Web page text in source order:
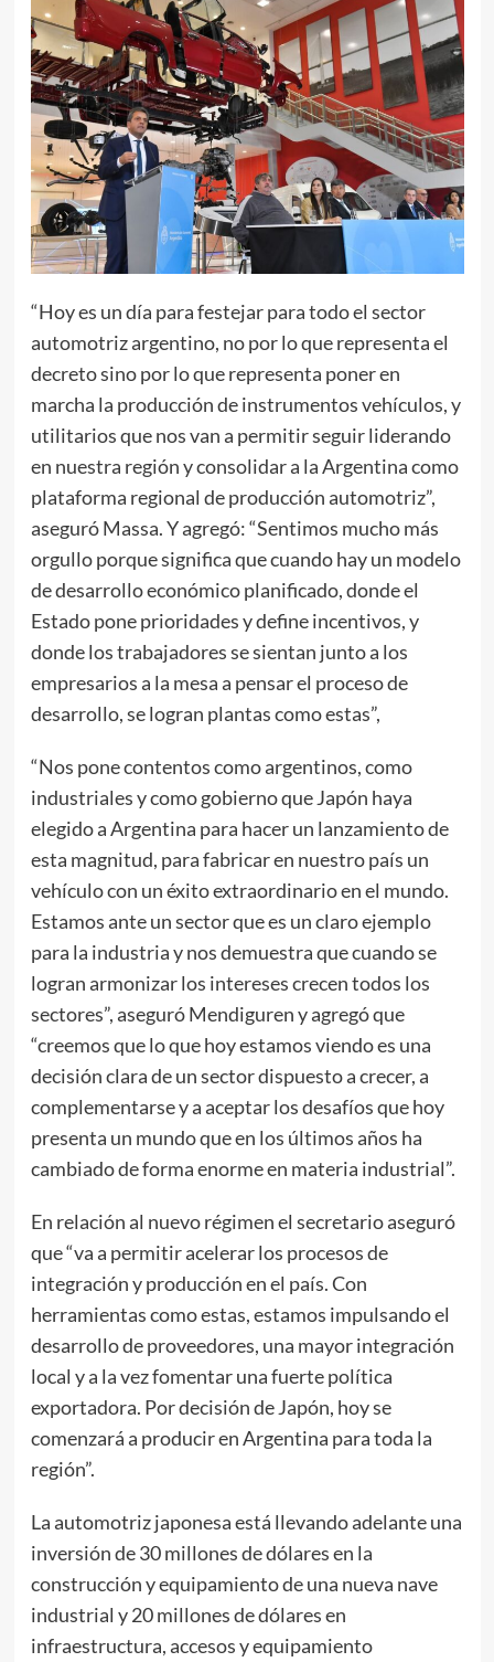
“Hoy es un día para festejar para todo el sector
automotriz argentino, no por lo que representa el
decreto sino por lo que representa poner en
marcha la producción de instrumentos vehículos, y
utilitarios que nos van a permitir seguir liderando
en nuestra región y consolidar a la Argentina como
plataforma regional de producción automotriz”,
aseguró Massa. Y agregó: “Sentimos mucho más
orgullo porque significa que cuando hay un modelo
de desarrollo económico planificado, donde el
Estado pone prioridades y define incentivos, y
donde los trabajadores se sientan junto a los
empresarios a la mesa a pensar el proceso de
desarrollo, se logran plantas como estas”,
“Nos pone contentos como argentinos, como
industriales y como gobierno que Japón haya
elegido a Argentina para hacer un lanzamiento de
esta magnitud, para fabricar en nuestro país un
vehículo con un éxito extraordinario en el mundo.
Estamos ante un sector que es un claro ejemplo
para la industria y nos demuestra que cuando se
logran armonizar los intereses crecen todos los
sectores”, aseguró Mendiguren y agregó que
“creemos que lo que hoy estamos viendo es una
decisión clara de un sector dispuesto a crecer, a
complementarse y a aceptar los desafíos que hoy
presenta un mundo que en los últimos años ha
cambiado de forma enorme en materia industrial”.
En relación al nuevo régimen el secretario aseguró
que “va a permitir acelerar los procesos de
integración y producción en el país. Con
herramientas como estas, estamos impulsando el
desarrollo de proveedores, una mayor integración
local y a la vez fomentar una fuerte política
exportadora. Por decisión de Japón, hoy se
comenzará a producir en Argentina para toda la
región”.
La automotriz japonesa está llevando adelante una
inversión de 30 millones de dólares en la
construcción y equipamiento de una nueva nave
industrial y 20 millones de dólares en
infraestructura, accesos y equipamiento